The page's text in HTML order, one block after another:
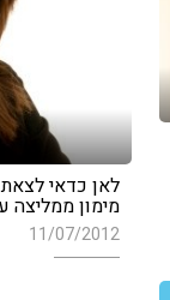
לאן כדאי
מימון ממליצה
11/07/2012